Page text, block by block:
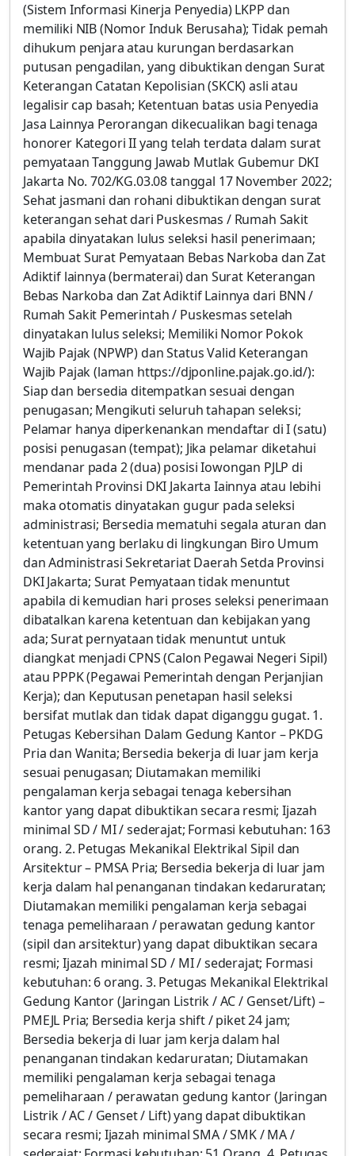
(Sistem Informasi Kinerja Penyedia) LKPP dan
memiliki NIB (Nomor Induk Berusaha); Tidak pemah
dihukum penjara atau kurungan berdasarkan
putusan pengadilan, yang dibuktikan dengan Surat
Keterangan Catatan Kepolisian (SKCK) asli atau
legalisir cap basah; Ketentuan batas usia Penyedia
Jasa Lainnya Perorangan dikecualikan bagi tenaga
honorer Kategori II yang telah terdata dalam surat
pemyataan Tanggung Jawab Mutlak Gubemur DKI
Jakarta No. 702/KG.03.08 tanggal 17 November 2022;
Sehat jasmani dan rohani dibuktikan dengan surat
keterangan sehat dari Puskesmas / Rumah Sakit
apabila dinyatakan lulus seleksi hasil penerimaan;
Membuat Surat Pemyataan Bebas Narkoba dan Zat
Adiktif lainnya (bermaterai) dan Surat Keterangan
Bebas Narkoba dan Zat Adiktif Lainnya dari BNN /
Rumah Sakit Pemerintah / Puskesmas setelah
dinyatakan lulus seleksi; Memiliki Nomor Pokok
Wajib Pajak (NPWP) dan Status Valid Keterangan
Wajib Pajak (laman https://djponline.pajak.go.id/):
Siap dan bersedia ditempatkan sesuai dengan
penugasan; Mengikuti seluruh tahapan seleksi;
Pelamar hanya diperkenankan mendaftar di I (satu)
posisi penugasan (tempat); Jika pelamar diketahui
mendanar pada 2 (dua) posisi Iowongan PJLP di
Pemerintah Provinsi DKI Jakarta Iainnya atau lebihi
maka otomatis dinyatakan gugur pada seleksi
administrasi; Bersedia mematuhi segala aturan dan
ketentuan yang berlaku di lingkungan Biro Umum
dan Administrasi Sekretariat Daerah Setda Provinsi
DKI Jakarta; Surat Pemyataan tidak menuntut
apabila di kemudian hari proses seleksi penerimaan
dibatalkan karena ketentuan dan kebijakan yang
ada; Surat pernyataan tidak menuntut untuk
diangkat menjadi CPNS (Calon Pegawai Negeri Sipil)
atau PPPK (Pegawai Pemerintah dengan Perjanjian
Kerja); dan Keputusan penetapan hasil seleksi
bersifat mutlak dan tidak dapat diganggu gugat. 1.
Petugas Kebersihan Dalam Gedung Kantor – PKDG
Pria dan Wanita; Bersedia bekerja di luar jam kerja
sesuai penugasan; Diutamakan memiliki
pengalaman kerja sebagai tenaga kebersihan
kantor yang dapat dibuktikan secara resmi; Ijazah
minimal SD / MI / sederajat; Formasi kebutuhan: 163
orang. 2. Petugas Mekanikal Elektrikal Sipil dan
Arsitektur – PMSA Pria; Bersedia bekerja di luar jam
kerja dalam hal penanganan tindakan kedaruratan;
Diutamakan memiliki pengalaman kerja sebagai
tenaga pemeliharaan / perawatan gedung kantor
(sipil dan arsitektur) yang dapat dibuktikan secara
resmi; Ijazah minimal SD / MI / sederajat; Formasi
kebutuhan: 6 orang. 3. Petugas Mekanikal Elektrikal
Gedung Kantor (Jaringan Listrik / AC / Genset/Lift) –
PMEJL Pria; Bersedia kerja shift / piket 24 jam;
Bersedia bekerja di luar jam kerja dalam hal
penanganan tindakan kedaruratan; Diutamakan
memiliki pengalaman kerja sebagai tenaga
pemeliharaan / perawatan gedung kantor (Jaringan
Listrik / AC / Genset / Lift) yang dapat dibuktikan
secara resmi; Ijazah minimal SMA / SMK / MA /